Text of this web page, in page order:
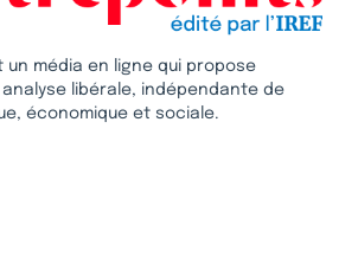
média en ligne qui propose
libérale, indépendante de
économique et sociale.